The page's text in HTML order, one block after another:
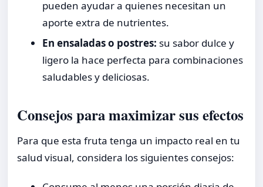
pueden ayudar a quienes necesitan un
aporte extra de nutrientes.
En ensaladas o postres: su sabor dulce y
ligero la hace perfecta para combinaciones
saludables y deliciosas.
Consejos para maximizar sus efectos
Para que esta fruta tenga un impacto real en tu
salud visual, considera los siguientes consejos: